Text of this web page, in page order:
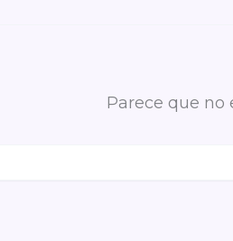
Parece que no